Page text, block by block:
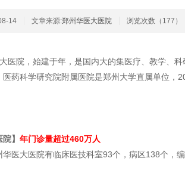
14 文章来源:郑州华医大医院 浏览次数（177）
，始建于年，是国内大的集医疗、教学、科
医药科学研究院附属医院是郑州大学直属单位，
】 年门诊量超过460万人
大医院有临床医技科室93个，病区138个，